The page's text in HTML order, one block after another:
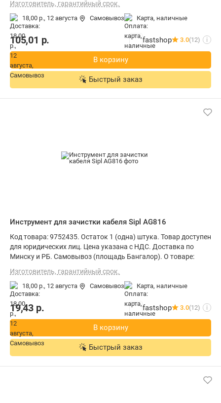
Изготовитель, гарантийный срок.
18,00 р., 12 августа Самовывоз карта, наличные
105,01 р. fastshop 3.0(12) i
В корзину
Быстрый заказ
Инструмент для зачистки кабеля Sipl AG816
Код товара: 9752435. Остаток 1 (одна) штука. Товар доступен
для юридических лиц. Цена указана с НДС. Доставка по
Минску и РБ. Самовывоз (площадь Бангалор). О товаре:
Изготовитель, гарантийный срок.
18,00 р., 12 августа Самовывоз карта, наличные
19,43 р. fastshop 3.0(12) i
В корзину
Быстрый заказ